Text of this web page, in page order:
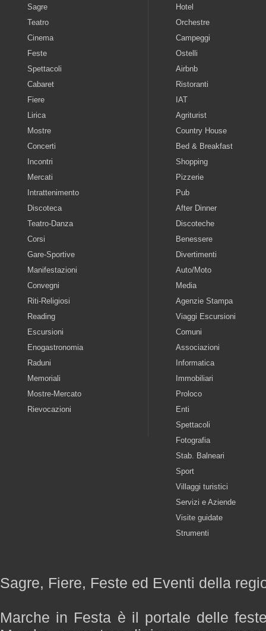
Sagre
Teatro
Cinema
Feste
Spettacoli
Cabaret
Fiere
Lirica
Mostre
Concerti
Incontri
Mercati
Intrattenimento
Discoteca
Teatro-Danza
Corsi
Gare-Sportive
Manifestazioni
Convegni
Riti-Religiosi
Reading
Escursioni
Enogastronomia
Raduni
Memoriali
Mostre-Mercato
Rievocazioni
Hotel
Orchestre
Campeggi
Ostelli
Airbnb
Ristoranti
IAT
Agriturist
Country House
Bed & Breakfast
Shopping
Pizzerie
Pub
After Dinner
Discoteche
Benessere
Divertimenti
Auto/Moto
Media
Agenzie Stampa
Viaggi Escursioni
Comuni
Associazioni
Informatica
Immobiliari
Proloco
Enti
Spettacoli
Fotografia
Stab. Balneari
Sport
Villaggi turistici
Servizi e Aziende
Visite guidate
Strumenti
Sagre, Fiere, Feste ed Eventi della
Marche in Festa è il portale delle